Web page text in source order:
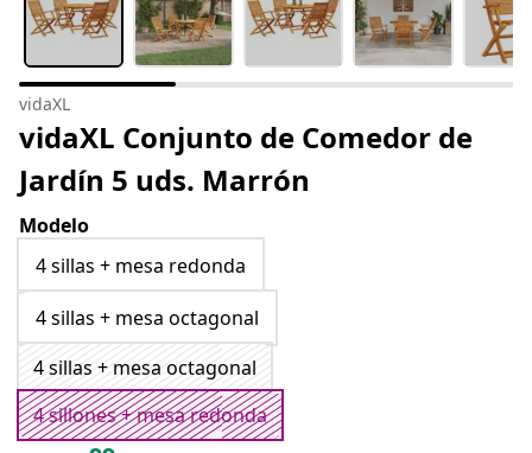
vidaXL
vidaXL Conjunto de Comedor de
Jardín 5 uds. Marrón
Modelo
4 sillas + mesa redonda
4 sillas + mesa octagonal
4 sillas + mesa octagonal
4 sillones + mesa redonda